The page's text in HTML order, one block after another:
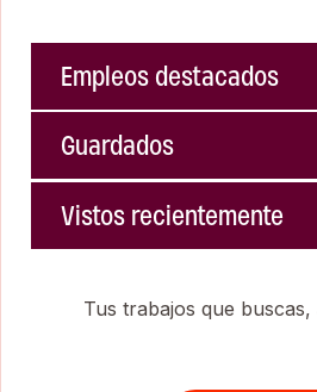
Empleos destacados
Guardados
Vistos recientemente
Tus trabajos que